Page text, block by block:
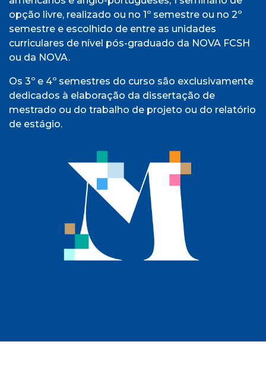
opção livre, realizado ou no 1º semestre ou no 2º
semestre e escolhido de entre as unidades
curriculares de nível pós-graduado da NOVA FCSH
ou da NOVA.
Os 3º e 4º semestres do curso são exclusivamente
dedicados à elaboração da dissertação de
mestrado ou do trabalho de projeto ou do relatório
de estágio.